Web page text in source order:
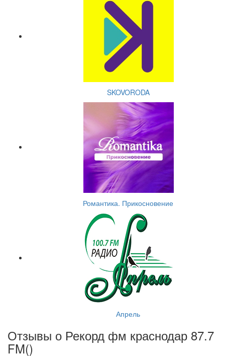
SKOVORODA
Романтика. Прикосновение
Апрель
Отзывы о Рекорд фм краснодар 87.7
FM()